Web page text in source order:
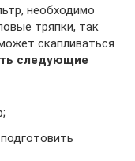
необходимо
тряпки, так
скапливаться
следующие